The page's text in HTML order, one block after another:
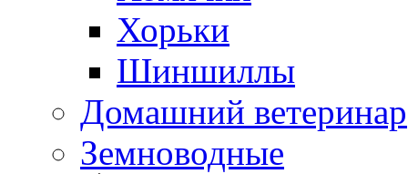
Хорьки
Шиншиллы
Домашний ветеринар
Земноводные